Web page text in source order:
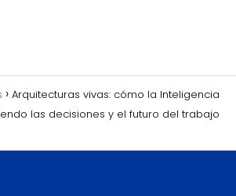
Arquitecturas vivas: cómo la Inteligencia
las decisiones y el futuro del trabajo